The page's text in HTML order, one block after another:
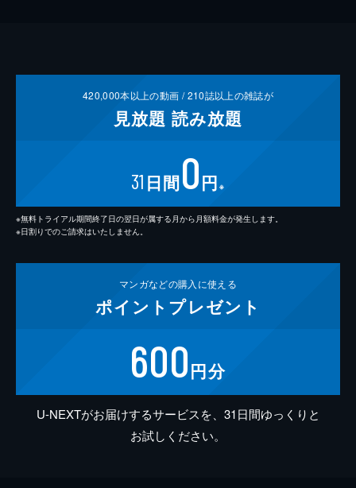
420,000本以上の動画 /210誌以上の雑誌が
見放題 読み放題
31 日間0円 ※
※無料トライアル期間終了日の翌日が属する月から月額料金が発生します。
※日割りでのご請求はいたしません。
マンガなどの購入に使える
ポイント プレゼント
600円分
U-NEXTがお届けするサービスを、31日間ゆっくりと
お試しください。